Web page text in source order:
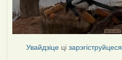
Увайдзіце цізарэгіструйцеся